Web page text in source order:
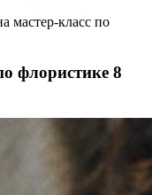
мастер-класс по
флористике 8